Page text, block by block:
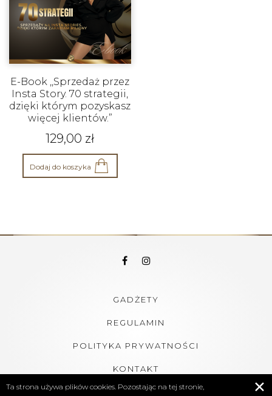
E-Book ,,Sprzedaż przez
Insta Story. 70 strategii,
dzięki którym pozyskasz
więcej klientów.”
129,00 zł
Dodaj do koszyka
GADŻETY
REGULAMIN
POLITYKA PRYWATNOŚCI
KONTAKT
Ta strona używa plików cookies. Pozostając na tej stronie,
✕